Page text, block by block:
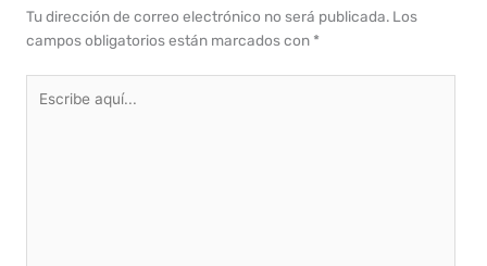
Tu dirección de correo electrónico no será publicada. Los
campos obligatorios están marcados con *
aquí...